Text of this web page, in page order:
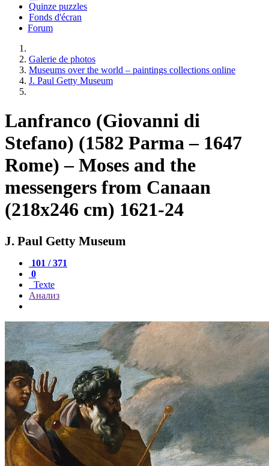
Quinze puzzles
Fonds d'écran
Forum
Galerie de photos
Museums over the world – paintings collections online
J. Paul Getty Museum
Lanfranco (Giovanni di
Stefano) (1582 Parma – 1647
Rome) – Moses and the
messengers from Canaan
(218x246 cm) 1621-24
J. Paul Getty Museum
101 / 371
0
Texte
Анализ